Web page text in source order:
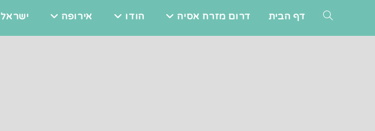
content
ישראל אירופה הודו דרום מזרח אסיה דף הביתTOGGLE